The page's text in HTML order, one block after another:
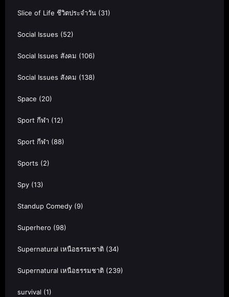
Slice of Life ชีวิตประจำวัน (31)
Social Issues (52)
Social Issues สังคม (106)
Social Issues สังคม (138)
Space (20)
Sport กีฬา (12)
Sport กีฬา (88)
Sports (2)
Spy (13)
Standup Comedy (9)
Superhero (98)
Supernatural เหนือธรรมชาติ (34)
Supernatural เหนือธรรมชาติ (239)
survival (1)